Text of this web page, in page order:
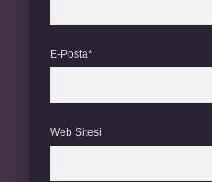
E-Posta*
Web Sitesi